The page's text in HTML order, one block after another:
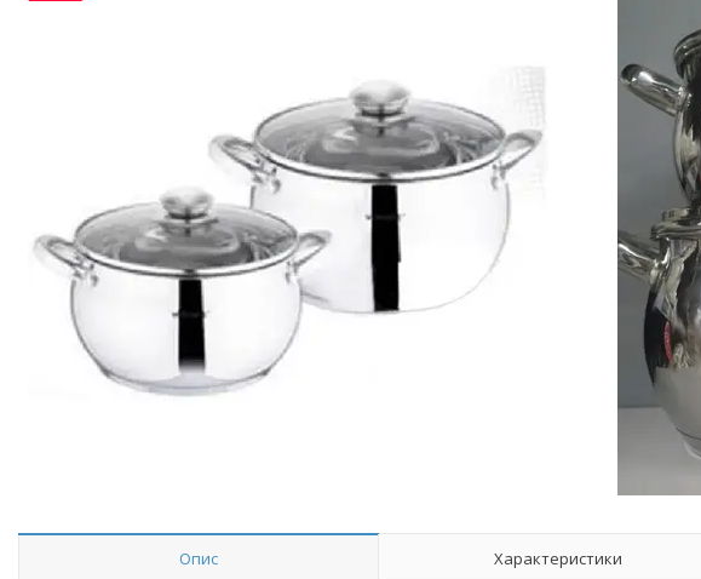
Опис Характеристики